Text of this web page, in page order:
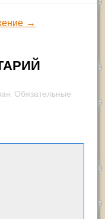
→
Обязательные